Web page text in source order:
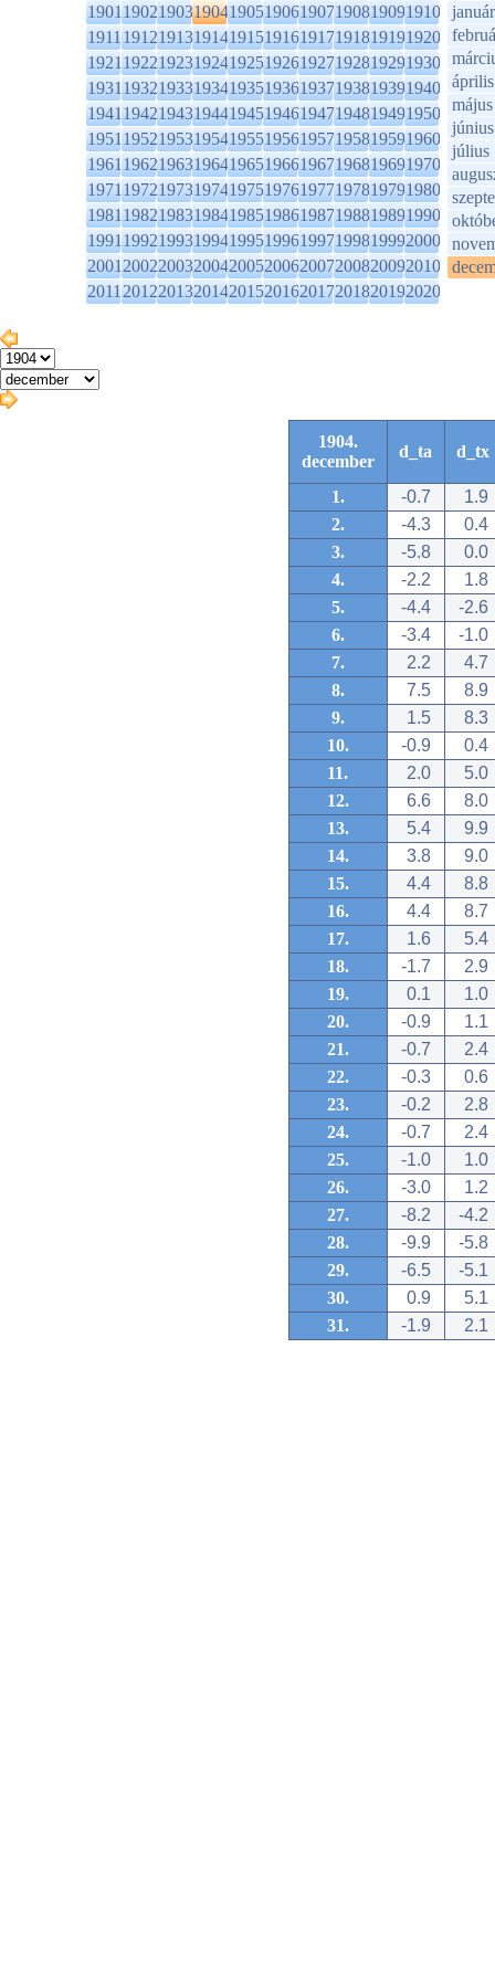
1901190219031904190519061907190819091910
1911191219131914191519161917191819191920
1921192219231924192519261927192819291930
1931193219331934193519361937193819391940
1941194219431944194519461947194819491950
1951195219531954195519561957195819591960
1961196219631964196519661967196819691970
1971197219731974197519761977197819791980
1981198219831984198519861987198819891990
1991199219931994199519961997199819992000
2001200220032004200520062007200820092010
2011201220132014201520162017201820192020
január
április
május
június
július
1904.
december
d_ta d_tx
1. -0.7
1.9
2.
-4.3
0.4
3.
-5.8
0.0
4.
-2.2
1.8
5.
-4.4
-2.6
6.
-3.4
-1.0
7.
2.2
4.7
8.
7.5
8.9
9.
1.5
8.3
10.
-0.9
0.4
11.
2.0
5.0
12.
6.6
8.0
13.
5.4
9.9
14.
3.8
9.0
15.
4.4
8.8
16.
4.4
8.7
17.
1.6
5.4
18.
-1.7
2.9
19.
0.1
1.0
20.
-0.9
1.1
21.
-0.7
2.4
22.
-0.3
0.6
23.
-0.2
2.8
24.
-0.7
2.4
25.
-1.0
1.0
26.
-3.0
1.2
27.
-8.2
-4.2
28.
-9.9
-5.8
29.
-6.5
-5.1
30.
0.9
5.1
31.
-1.9 2.1